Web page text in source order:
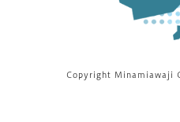
Copyright Minamiawaji